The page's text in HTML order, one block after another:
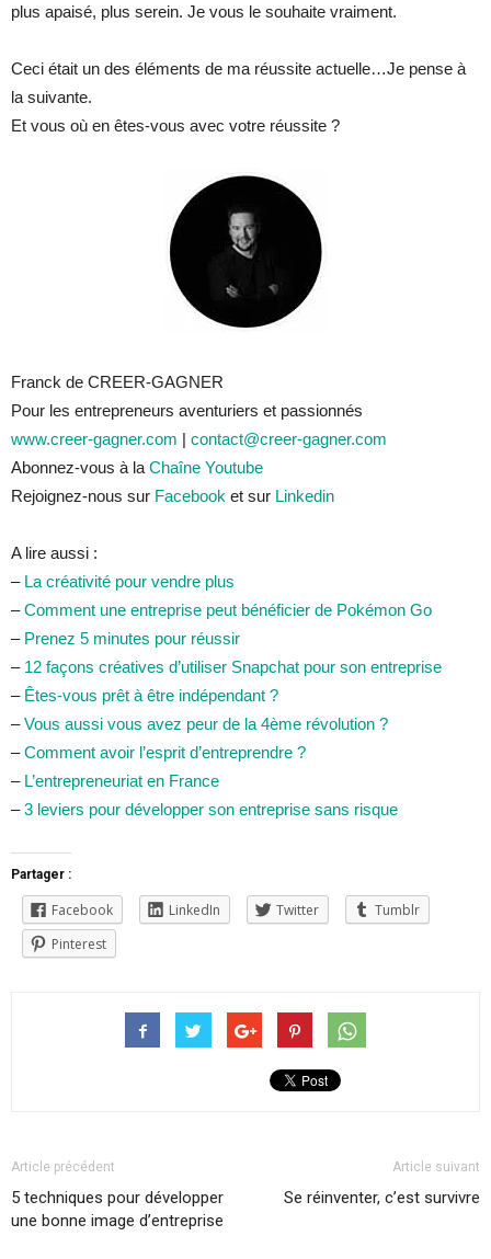
plus apaisé, plus serein. Je vous le souhaite vraiment.
Ceci était un des éléments de ma réussite actuelle…Je pense à
la suivante.
Et vous où en êtes-vous avec votre réussite ?
Franck de CREER-GAGNER
Pour les entrepreneurs aventuriers et passionnés
www.creer-gagner.com | contact@creer-gagner.com
Abonnez-vous à la Chaîne Youtube
Rejoignez-nous sur Facebook et sur Linkedin
A lire aussi :
– La créativité pour vendre plus
–Comment une entreprise peut bénéficier de Pokémon Go
– Prenez 5 minutes pour réussir
– 12 façons créatives d’utiliser Snapchat pour son entreprise
– Êtes-vous prêt à être indépendant ?
–Vous aussi vous avez peur de la 4ème révolution ?
–Comment avoir l’esprit d’entreprendre ?
– L’entrepreneuriat en France
–3 leviers pour développer son entreprise sans risque
Partager :
Facebook LinkedIn Twitter
Tumblr
Pinterest
Article précédent
5 techniques pour développer
une bonne image d’entreprise
Article suivant
Se réinventer, c’est survivre